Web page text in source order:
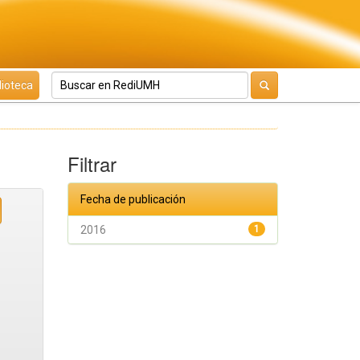
Filtrar
Fecha de publicación
1
2016